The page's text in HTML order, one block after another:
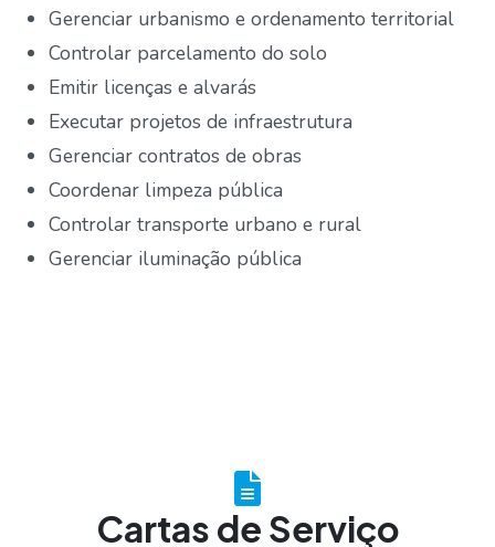
Gerenciar urbanismo e ordenamento territorial
Controlar parcelamento do solo
Emitir licenças e alvarás
Executar projetos de infraestrutura
Gerenciar contratos de obras
Coordenar limpeza pública
Controlar transporte urbano e rural
Gerenciar iluminação pública
Cartas de Serviço